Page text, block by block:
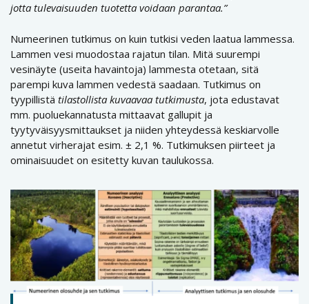
jotta tulevaisuuden tuotetta voidaan parantaa.”
Numeerinen tutkimus on kuin tutkisi veden laatua lammessa.
Lammen vesi muodostaa rajatun tilan. Mitä suurempi
vesinäyte (useita havaintoja) lammesta otetaan, sitä
parempi kuva lammen vedestä saadaan. Tutkimus on
tyypillistä tilastollista kuvaavaa tutkimusta, jota edustavat
mm. puoluekannatusta mittaavat gallupit ja
tyytyväisyysmittaukset ja niiden yhteydessä keskiarvolle
annetut virherajat esim. ± 2,1 %. Tutkimuksen piirteet ja
ominaisuudet on esitetty kuvan taulukossa.